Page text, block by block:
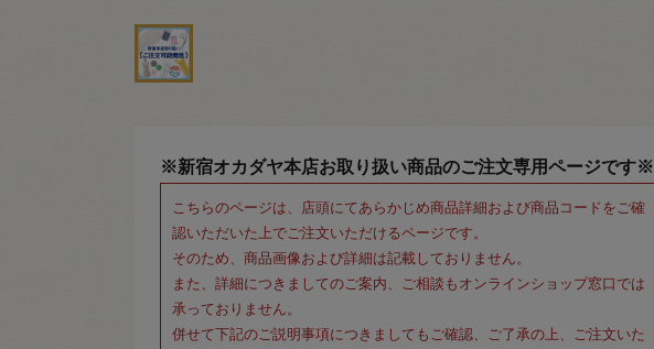
※新宿オカダヤ本店お取り扱い商品のご注文専用ページです※
こちらのページは、店頭にてあらかじめ商品詳細および商品コードをご確
認いただいた上でご注文いただけるページです。
そのため、商品画像および詳細は記載しておりません。
また、詳細につきましてのご案内、ご相談もオンラインショップ窓口では
承っておりません。
併せて下記のご説明事項につきましてもご確認、ご了承の上、ご注文いた